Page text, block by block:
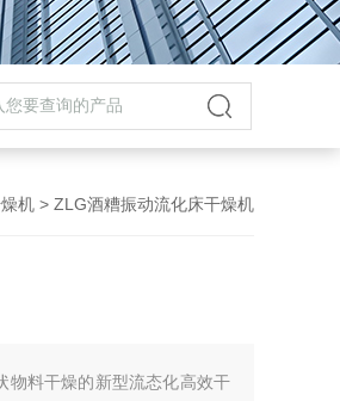
机 > ZLG酒糟振动流化床干燥机
物料干燥的新型流态化高效干